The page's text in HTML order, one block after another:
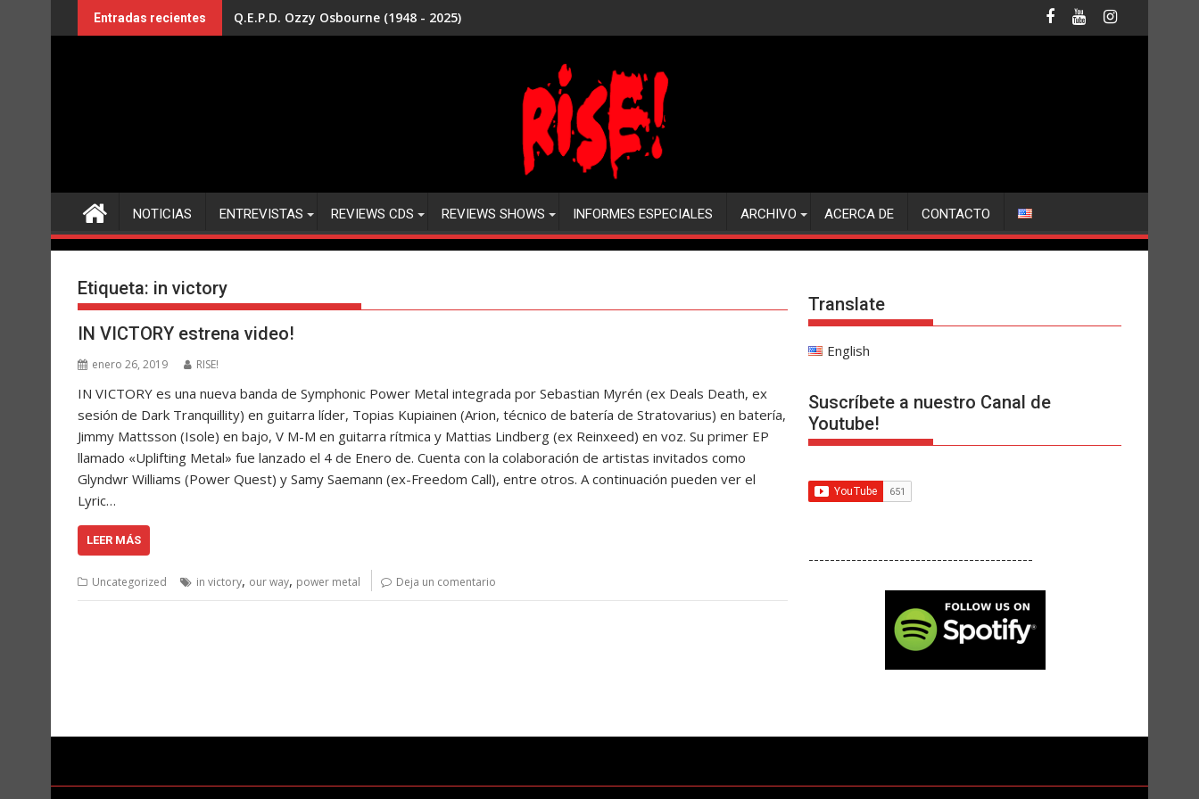
al
Entradas recientes Q.E.P.D. Ozzy Osbourne (1948 - 2025)
NOTICIAS ENTREVISTAS REVIEWS CDS REVIEWS SHOWS INFORMES ESPECIALES ARCHIVO ACERCA DE CONTACTO
Etiqueta: in victory
IN VICTORY estrena video!
enero 26, 2019 RISE!
IN VICTORY es una nueva banda de Symphonic Power Metal integrada por Sebastian Myrén (ex Deals Death, ex
sesión de Dark Tranquillity) en guitarra líder, Topias Kupiainen (Arion, técnico de batería de Stratovarius) en batería,
Jimmy Mattsson (Isole) en bajo, V M-M en guitarra rítmica y Mattias Lindberg (ex Reinxeed) en voz. Su primer EP
llamado «Uplifting Metal» fue lanzado el 4 de Enero de. Cuenta con la colaboración de artistas invitados como
Glyndwr Williams (Power Quest) y Samy Saemann (ex-Freedom Call), entre otros. A continuación pueden ver el
Lyric…
LEER MÁS
Uncategorized in victory, our way, power metal Deja un comentario
Translate
English
Suscríbete a nuestro Canal de
Youtube!
------------------------------------------